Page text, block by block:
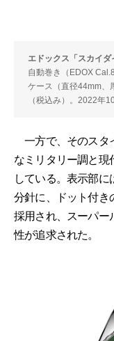
エドックス「スカイ
自動巻き（EDOX
ケース（直径44mm、
（税込み）。2022年
一方で、そのスタ
なミリタリー調と現
している。表示部
分針に、ドット付き
採用され、スーパー
性が追求された。